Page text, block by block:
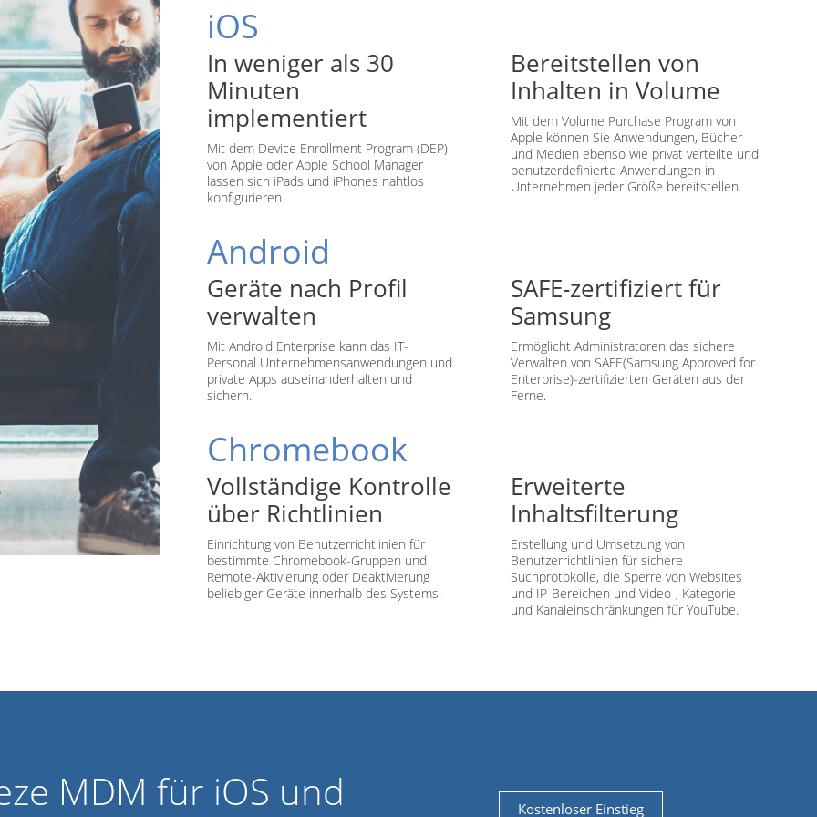
iOS
In weniger als 30
Minuten
implementiert
Mit dem Device Enrollment Program (DEP)
von Apple oder Apple School Manager
lassen sich iPads und iPhones nahtlos
konfigurieren.
Bereitstellen von
Inhalten in Volume
Mit dem Volume Purchase Program von
Apple können Sie Anwendungen, Bücher
und Medien ebenso wie privat verteilte und
benutzerdefinierte Anwendungen in
Unternehmen jeder Größe bereitstellen.
Android
Geräte nach Profil
verwalten
Mit Android Enterprise kann das IT-
Personal Unternehmensanwendungen und
private Apps auseinanderhalten und
sichern.
SAFE-zertifiziert für
Samsung
Ermöglicht Administratoren das sichere
Verwalten von SAFE(Samsung Approved for
Enterprise)-zertifizierten Geräten aus der
Ferne.
Chromebook
Vollständige Kontrolle
über Richtlinien
Einrichtung von Benutzerrichtlinien für
bestimmte Chromebook-Gruppen und
Remote-Aktivierung oder Deaktivierung
beliebiger Geräte innerhalb des Systems.
Erweiterte
Inhaltsfilterung
Erstellung und Umsetzung von
Benutzerrichtlinien für sichere
Suchprotokolle, die Sperre von Websites
und IP-Bereichen und Video-, Kategorie-
und Kanaleinschränkungen für YouTube.
MDM für iOS und Kostenloser Einstieg